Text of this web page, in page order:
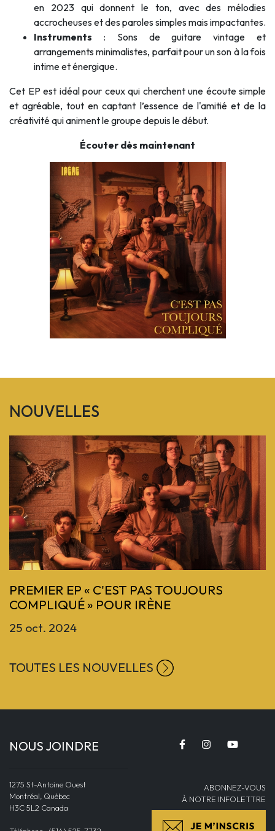
en 2023 qui donnent le ton, avec des mélodies
accrocheuses et des paroles simples mais impactantes.
Instruments : Sons de guitare vintage et
arrangements minimalistes, parfait pour un son à la fois
intime et énergique.
Cet EP est idéal pour ceux qui cherchent une écoute simple
et agréable, tout en captant l’essence de l'amitié et de la
créativité qui animent le groupe depuis le début.
Écouter dès maintenant
NOUVELLES
PREMIER EP « C'EST PAS TOUJOURS
COMPLIQUÉ » POUR IRÈNE
25 oct. 2024
Previous
TOUTES LES NOUVELLES
NOUS JOINDRE
1275 St-Antoine Ouest
Montréal, Québec
H3C 5L2 Canada
ABONNEZ-VOUS
À NOTRE INFOLETTRE